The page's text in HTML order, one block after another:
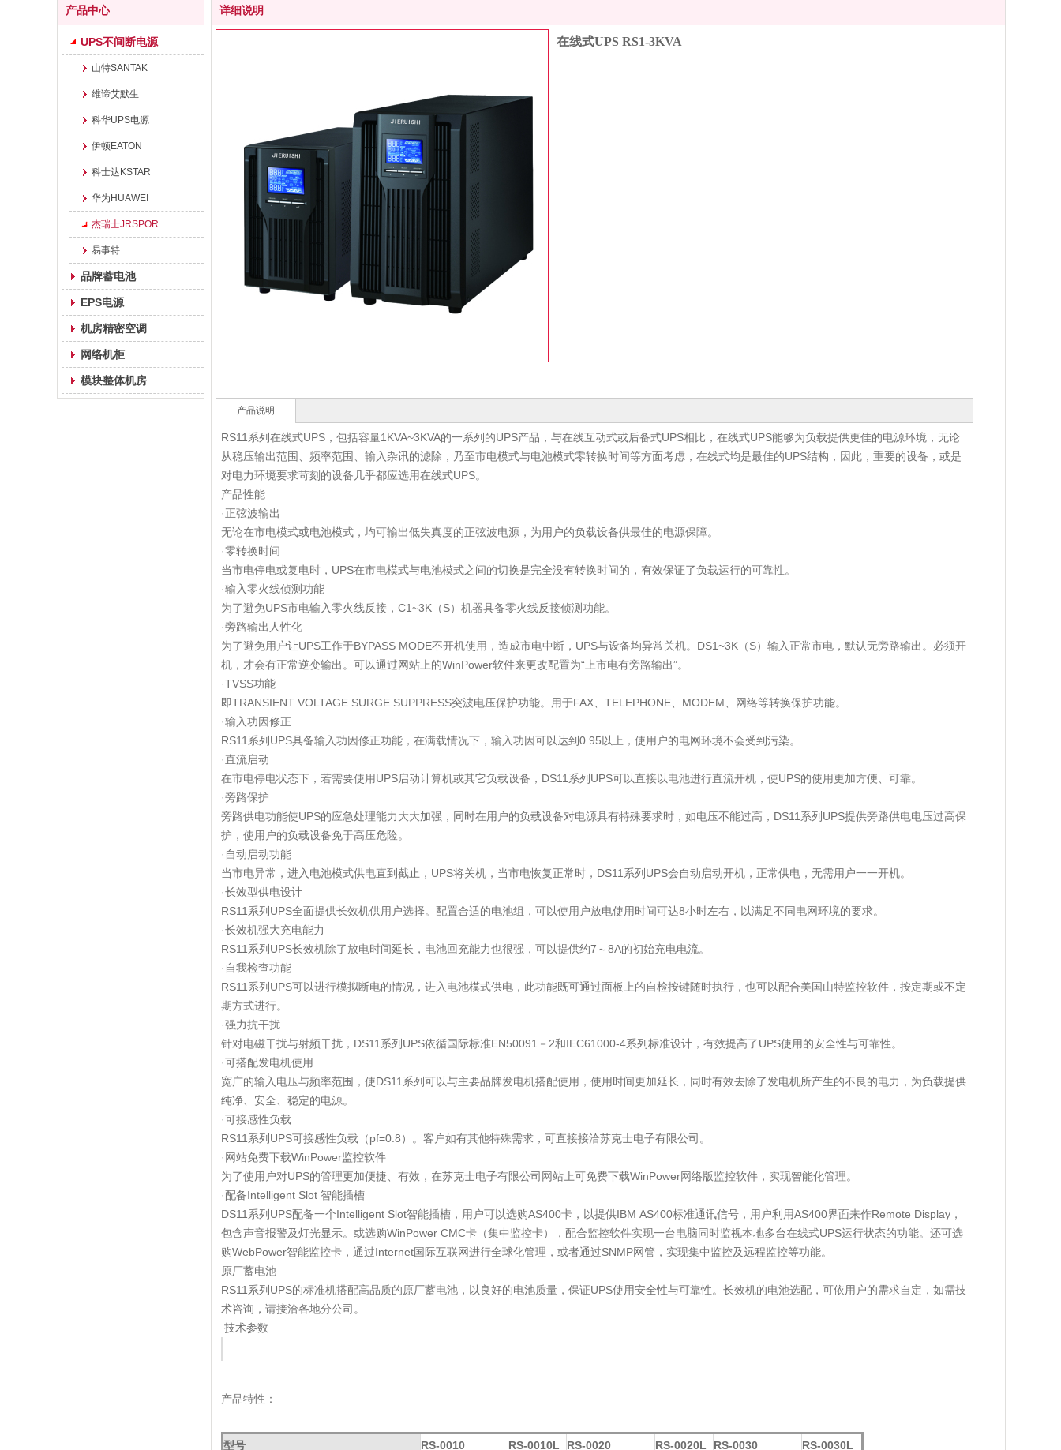
产品中心
UPS不间断电源
山特SANTAK
维谛艾默生
科华UPS电源
伊顿EATON
科士达KSTAR
华为HUAWEI
杰瑞士JRSPOR
易事特
品牌蓄电池
EPS电源
机房精密空调
网络机柜
模块整体机房
详细说明
在线式UPS RS1-3KVA
产品说明
RS11系列在线式UPS，包括容量1KVA~3KVA的一系列的UPS产品，与在线互动式或后备式UPS相比，在线式UPS能够为负载提供更佳的电源环境，无论
从稳压输出范围、频率范围、输入杂讯的滤除，乃至市电模式与电池模式零转换时间等方面考虑，在线式均是最佳的UPS结构，因此，重要的设备，或是
对电力环境要求苛刻的设备几乎都应选用在线式UPS。
产品性能
·正弦波输出
无论在市电模式或电池模式，均可输出低失真度的正弦波电源，为用户的负载设备供最佳的电源保障。
·零转换时间
当市电停电或复电时，UPS在市电模式与电池模式之间的切换是完全没有转换时间的，有效保证了负载运行的可靠性。
·输入零火线侦测功能
为了避免UPS市电输入零火线反接，C1~3K（S）机器具备零火线反接侦测功能。
·旁路输出人性化
为了避免用户让UPS工作于BYPASS MODE不开机使用，造成市电中断，UPS与设备均异常关机。DS1~3K（S）输入正常市电，默认无旁路输出。必须开
机，才会有正常逆变输出。可以通过网站上的WinPower软件来更改配置为“上市电有旁路输出”。
·TVSS功能
即TRANSIENT VOLTAGE SURGE SUPPRESS突波电压保护功能。用于FAX、TELEPHONE、MODEM、网络等转换保护功能。
·输入功因修正
RS11系列UPS具备输入功因修正功能，在满载情况下，输入功因可以达到0.95以上，使用户的电网环境不会受到污染。
·直流启动
在市电停电状态下，若需要使用UPS启动计算机或其它负载设备，DS11系列UPS可以直接以电池进行直流开机，使UPS的使用更加方便、可靠。
·旁路保护
旁路供电功能使UPS的应急处理能力大大加强，同时在用户的负载设备对电源具有特殊要求时，如电压不能过高，DS11系列UPS提供旁路供电电压过高保
护，使用户的负载设备免于高压危险。
·自动启动功能
当市电异常，进入电池模式供电直到截止，UPS将关机，当市电恢复正常时，DS11系列UPS会自动启动开机，正常供电，无需用户一一开机。
·长效型供电设计
RS11系列UPS全面提供长效机供用户选择。配置合适的电池组，可以使用户放电使用时间可达8小时左右，以满足不同电网环境的要求。
·长效机强大充电能力
RS11系列UPS长效机除了放电时间延长，电池回充能力也很强，可以提供约7～8A的初始充电电流。
·自我检查功能
RS11系列UPS可以进行模拟断电的情况，进入电池模式供电，此功能既可通过面板上的自检按键随时执行，也可以配合美国山特监控软件，按定期或不定
期方式进行。
·强力抗干扰
针对电磁干扰与射频干扰，DS11系列UPS依循国际标准EN50091－2和IEC61000-4系列标准设计，有效提高了UPS使用的安全性与可靠性。
·可搭配发电机使用
宽广的输入电压与频率范围，使DS11系列可以与主要品牌发电机搭配使用，使用时间更加延长，同时有效去除了发电机所产生的不良的电力，为负载提供
纯净、安全、稳定的电源。
·可接感性负载
RS11系列UPS可接感性负载（pf=0.8）。客户如有其他特殊需求，可直接接洽苏克士电子有限公司。
·网站免费下载WinPower监控软件
为了使用户对UPS的管理更加便捷、有效，在苏克士电子有限公司网站上可免费下载WinPower网络版监控软件，实现智能化管理。
·配备Intelligent Slot 智能插槽
DS11系列UPS配备一个Intelligent Slot智能插槽，用户可以选购AS400卡，以提供IBM AS400标准通讯信号，用户利用AS400界面来作Remote Display，
包含声音报警及灯光显示。或选购WinPower CMC卡（集中监控卡），配合监控软件实现一台电脑同时监视本地多台在线式UPS运行状态的功能。还可选
购WebPower智能监控卡，通过Internet国际互联网进行全球化管理，或者通过SNMP网管，实现集中监控及远程监控等功能。
原厂蓄电池
RS11系列UPS的标准机搭配高品质的原厂蓄电池，以良好的电池质量，保证UPS使用安全性与可靠性。长效机的电池选配，可依用户的需求自定，如需技
术咨询，请接洽各地分公司。
技术参数
产品特性：
型号 RS-0010 RS-0010L RS-0020 RS-0020L RS-0030
RS-0030L